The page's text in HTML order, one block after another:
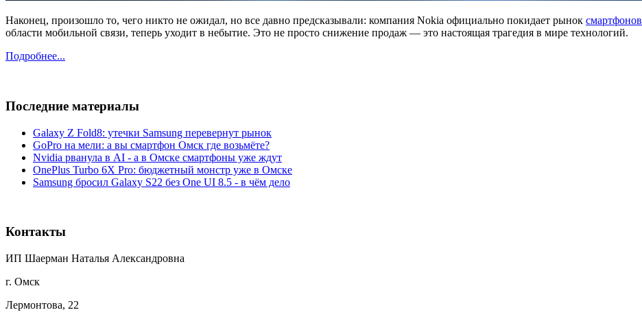
Наконец, произошло то, чего никто не ожидал, но все давно предсказывали: компания Nokia официально покидает рынок смартфонов
области мобильной связи, теперь уходит в небытие. Это не просто снижение продаж — это настоящая трагедия в мире технологий.
Подробнее...
Последние материалы
Galaxy Z Fold8: утечки Samsung перевернут рынок
GoPro на мели: а вы смартфон Омск где возьмёте?
Nvidia рванула в AI - а в Омске смартфоны уже ждут
OnePlus Turbo 6X Pro: бюджетный монстр уже в Омске
Samsung бросил Galaxy S22 без One UI 8.5 - в чём дело
Контакты
ИП Шаерман Наталья Александровна
г. Омск
Лермонтова, 22